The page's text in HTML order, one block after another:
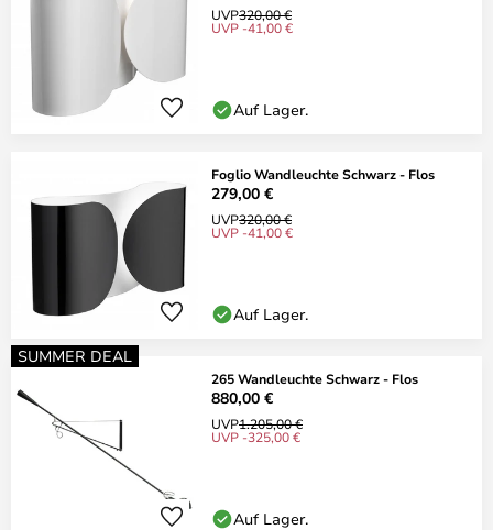
UVP320,00 €
UVP -41,00 €
Auf Lager.
Foglio Wandleuchte Schwarz - Flos
279,00 €
UVP320,00 €
UVP -41,00 €
Auf Lager.
SUMMER DEAL
265 Wandleuchte Schwarz - Flos
880,00 €
UVP1.205,00 €
UVP -325,00 €
Auf Lager.